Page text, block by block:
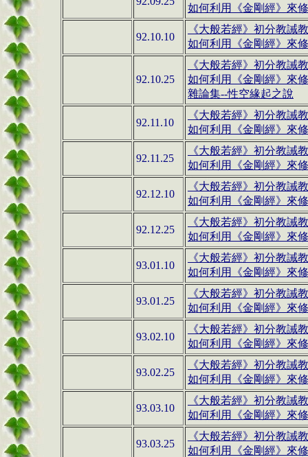
如何利用《金剛經》來
92.10.10
《大般若經》初分教誡
如何利用《金剛經》來
92.10.25
《大般若經》初分教誡
如何利用
《金剛經》 來
雜論集--性空緣起之說
92.11.10
《大般若經》初分教誡
如何利用
《金剛經》 來
92.11.25
《大般若經》初分教誡
如何利用
《金剛經》 來
92.12.10
《大般若經》初分教誡
如何利用
《金剛經》 來
92.12.25
《大般若經》初分教誡
如何利用
《金剛經》 來
93.01.10
《大般若經》初分教誡
如何利用
《金剛經》 來
93.01.25
《大般若經》初分教誡
如何利用
《金剛經》 來
93.02.10
《大般若經》初分教誡
如何利用
《金剛經》 來
93.02.25
《大般若經》初分教誡
如何利用
《金剛經》 來
93.03.10
《大般若經》初分教誡
如何利用
《金剛經》 來
93.03.25
《大般若經》初分教誡
如何利用
《金剛經》 來